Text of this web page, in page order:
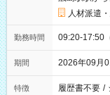
人材派遣
勤務時間 09:20-17:50
期間 2026年09月
特徴 履歴書不要 /